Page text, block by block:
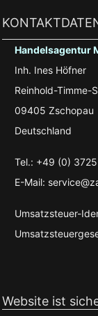
Handelsagentur
Inh. Ines Höfner
Reinhold-Timme-
09405 Zschopau
Deutschland
Tel.: +49 (0)
E-Mail:
Umsatzsteuer-
Website ist